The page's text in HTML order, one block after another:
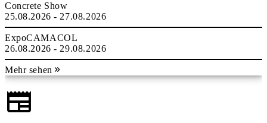
Concrete Show
25.08.2026 - 27.08.2026
ExpoCAMACOL
26.08.2026 - 29.08.2026
Mehr sehen